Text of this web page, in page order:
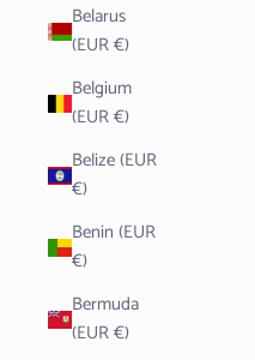
Belarus
(EUR €)
Belgium
(EUR €)
Belize (EUR
€)
Benin (EUR
€)
Bermuda
(EUR €)